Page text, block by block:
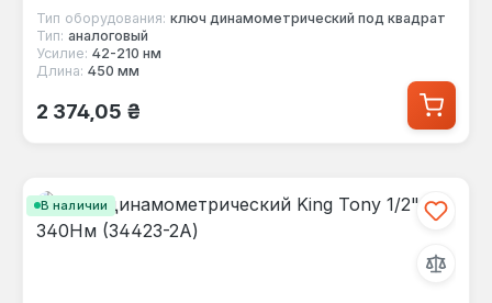
Тип оборудования: ключ динамометрический под квадрат
Тип: аналоговый
Усилие: 42-210 нм
Длина: 450 мм
Обычная цена:
2 374,05 ₴
В наличии